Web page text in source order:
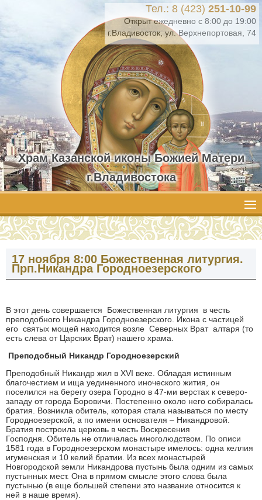
Тел.: 8 (423) 251-10-99
Открыт ежедневно с 8:00 до 19:00
г.Владивосток, ул. Верхнепортовая, 74
Храм Казанской иконы Божией Матери
г.Владивостока
17 ноября 8:00 Божественная литургия.
Прп.Никандра Городноезерского
В этот день совершается Божественная литургия в честь
преподобного Никандра Городноезерского. Икона с частицей
его святых мощей находится возле Северных Врат алтаря (то
есть слева от Царских Врат) нашего храма.
Преподобный Никандр Городноезерский
Преподобный Никандр жил в XVI веке. Обладая истинным
благочестием и ища уединенного иноческого жития, он
поселился на берегу озера Городно в 47-ми верстах к северо-
западу от города Боровичи. Постепенно около него собиралась
братия. Возникла обитель, которая стала называться по месту
Городноезерской, а по имени основателя – Никандровой.
Братия построила церковь в честь Воскресения
Господня. Обитель не отличалась многолюдством. По описи
1581 года в Городноезерском монастыре имелось: одна келлия
игуменская и 10 келий братии. Из всех монастырей
Новгородской земли Никандрова пустынь была одним из самых
пустынных мест. Она в прямом смысле этого слова была
пустынью (в еще большей степени это название относится к
ней в наше время).